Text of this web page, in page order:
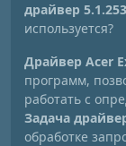
драйвер
используется?
Драйвер Acer
программ,
работать с
Задача
обработке